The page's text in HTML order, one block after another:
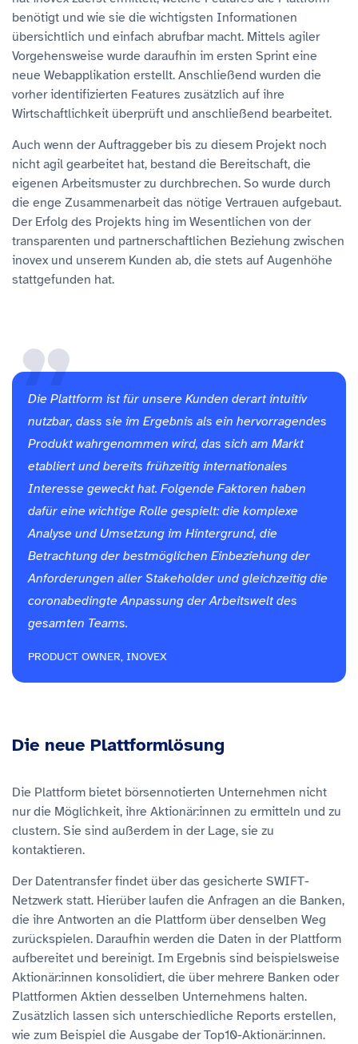
benötigt und wie sie die wichtigsten Informationen
übersichtlich und einfach abrufbar macht. Mittels agiler
Vorgehensweise wurde daraufhin im ersten Sprint eine
neue Webapplikation erstellt. Anschließend wurden die
vorher identifizierten Features zusätzlich auf ihre
Wirtschaftlichkeit überprüft und anschließend bearbeitet.
Auch wenn der Auftraggeber bis zu diesem Projekt noch
nicht agil gearbeitet hat, bestand die Bereitschaft, die
eigenen Arbeitsmuster zu durchbrechen. So wurde durch
die enge Zusammenarbeit das nötige Vertrauen aufgebaut.
Der Erfolg des Projekts hing im Wesentlichen von der
transparenten und partnerschaftlichen Beziehung zwischen
inovex und unserem Kunden ab, die stets auf Augenhöhe
stattgefunden hat.
Die Plattform ist für unsere Kunden derart intuitiv
nutzbar, dass sie im Ergebnis als ein hervorragendes
Produkt wahrgenommen wird, das sich am Markt
etabliert und bereits frühzeitig internationales
Interesse geweckt hat. Folgende Faktoren haben
dafür eine wichtige Rolle gespielt: die komplexe
Analyse und Umsetzung im Hintergrund, die
Betrachtung der bestmöglichen Einbeziehung der
Anforderungen aller Stakeholder und gleichzeitig die
coronabedingte Anpassung der Arbeitswelt des
gesamten Teams.
PRODUCT OWNER, INOVEX
Die neue Plattformlösung
Die Plattform bietet börsennotierten Unternehmen nicht
nur die Möglichkeit, ihre Aktionär:innen zu ermitteln und zu
clustern. Sie sind außerdem in der Lage, sie zu
kontaktieren.
Der Datentransfer findet über das gesicherte SWIFT-
Netzwerk statt. Hierüber laufen die Anfragen an die Banken,
die ihre Antworten an die Plattform über denselben Weg
zurückspielen. Daraufhin werden die Daten in der Plattform
aufbereitet und bereinigt. Im Ergebnis sind beispielsweise
Aktionär:innen konsolidiert, die über mehrere Banken oder
Plattformen Aktien desselben Unternehmens halten.
Zusätzlich lassen sich unterschiedliche Reports erstellen,
wie zum Beispiel die Ausgabe der Top10-Aktionär:innen.